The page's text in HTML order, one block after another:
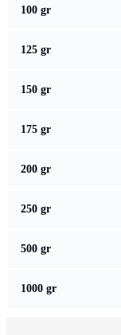
100 gr
125 gr
150 gr
175 gr
200 gr
250 gr
500 gr
1000 gr